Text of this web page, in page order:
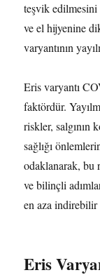
teşvik edilmesini
ve el hijyenine
varyantının
Eris varyantı
faktördür.
riskler, salgının
sağlığı
odaklanarak, bu
ve bilinçli
en aza indirebilir
Eris